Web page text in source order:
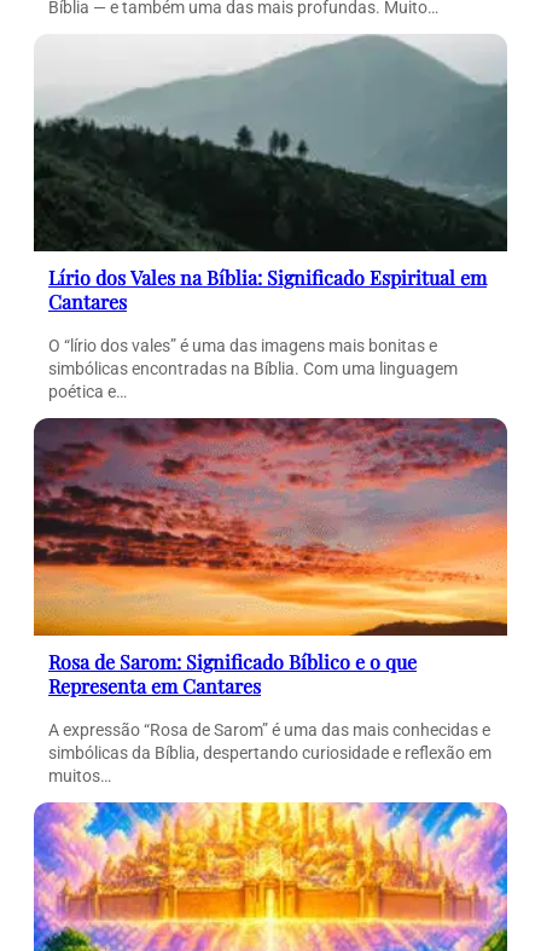
Bíblia — e também uma das mais profundas. Muito…
Lírio dos Vales na Bíblia: Significado Espiritual em
Cantares
O “lírio dos vales” é uma das imagens mais bonitas e
simbólicas encontradas na Bíblia. Com uma linguagem
poética e…
Rosa de Sarom: Significado Bíblico e o que
Representa em Cantares
A expressão “Rosa de Sarom” é uma das mais conhecidas e
simbólicas da Bíblia, despertando curiosidade e reflexão em
muitos…